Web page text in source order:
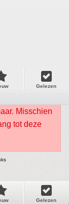
Gelezen
Misschien
tot deze
Gelezen